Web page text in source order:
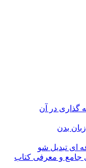
گذاری در آن
بدن
ای تبدیل شو
جامع و معرفی کتاب